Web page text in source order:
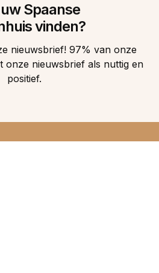
Spaanse
vinden?
nieuwsbrief! 97% van onze
onze nieuwsbrief als nuttig en
positief.